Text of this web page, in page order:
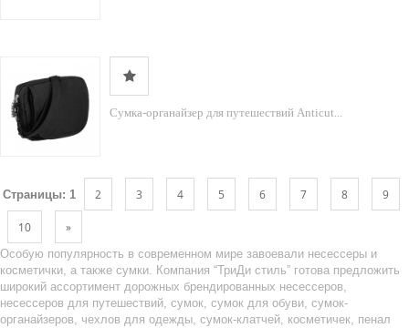
Сумка-органайзер для путешествий Anticut...
Страницы: 1 2 3 4 5 6 7 8 9
10 »
Особую популярность в современном мире завоевали несессеры и
косметички, а также сумки. Компания “ТриДи стиль” готова предложить
широкий ассортимент дорожных брендированных несессеров,
несессеров для путешествий, сумок, сумок для обуви, сумок-
органайзеров, чехлов для одежды, сумок-клатчей, косметичек, пенал